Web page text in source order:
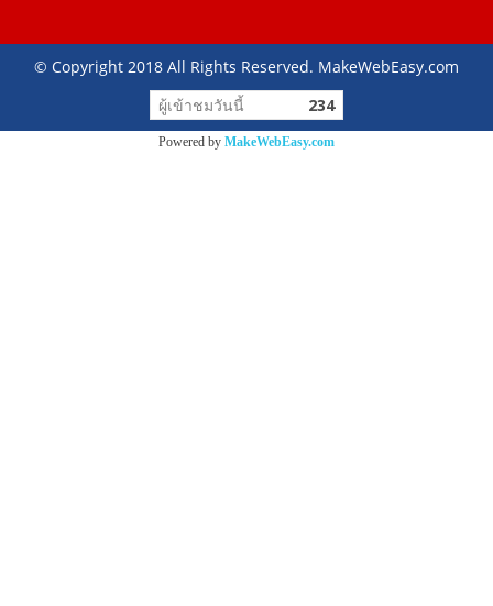
© Copyright 2018 All Rights Reserved. MakeWebEasy.com
ผู้เข้าชมวันนี้
234
Powered by MakeWebEasy.com